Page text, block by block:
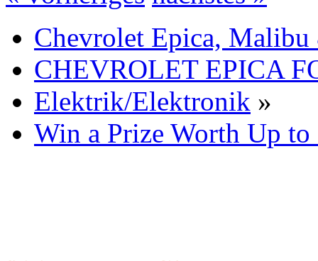
Chevrolet Epica,
CHEVROLET EPICA
Elektrik/Elektronik »
Win a Prize Worth Up